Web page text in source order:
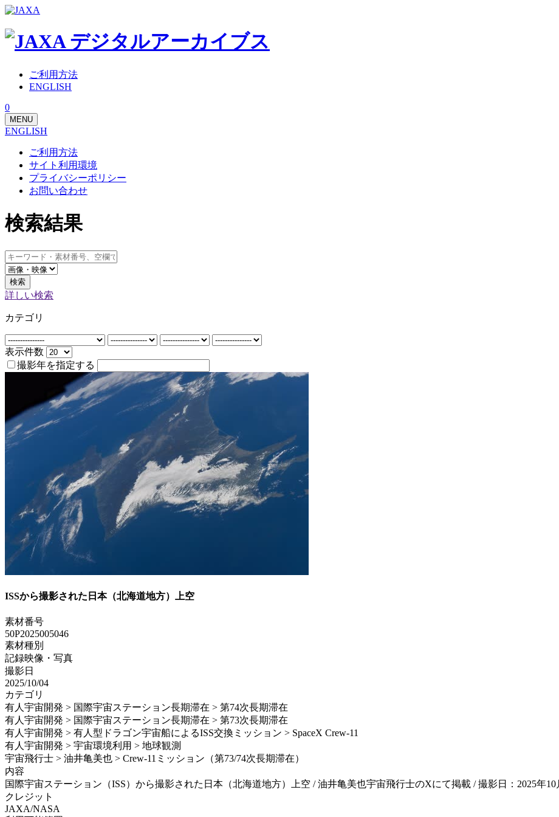
ご利用方法
ENGLISH
0
MENU
ENGLISH
ご利用方法
サイト利用環境
プライバシーポリシー
お問い合わせ
検索結果
検索
詳しい検索
カテゴリ
表示件数
撮影年を指定する
ISSから撮影された日本（北海道地方）上空
素材番号
50P2025005046
素材種別
記録映像・写真
撮影日
2025/10/04
カテゴリ
有人宇宙開発 > 国際宇宙ステーション長期滞在 > 第74次長期滞在
有人宇宙開発 > 国際宇宙ステーション長期滞在 > 第73次長期滞在
有人宇宙開発 > 有人型ドラゴン宇宙船によるISS交換ミッション > SpaceX Crew-11
有人宇宙開発 > 宇宙環境利用 > 地球観測
宇宙飛行士 > 油井亀美也 > Crew-11ミッション（第73/74次長期滞在）
内容
国際宇宙ステーション（ISS）から撮影された日本（北海道地方）上空 / 油井亀美也宇宙飛行士のXにて掲載 / 撮影日：2025年10
クレジット
JAXA/NASA